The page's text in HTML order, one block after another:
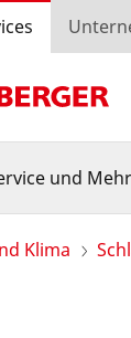
und
Klima